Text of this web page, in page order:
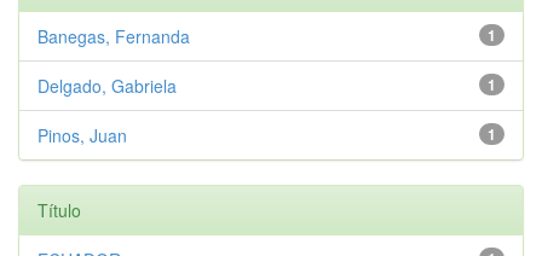
1
Banegas, Fernanda
1
Delgado, Gabriela
1
Pinos, Juan
Título